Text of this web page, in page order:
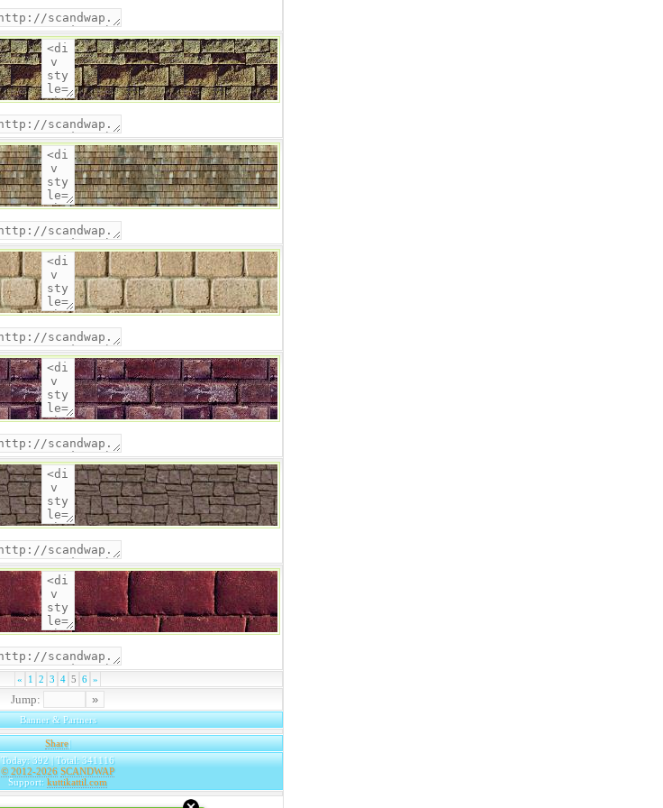
« 1 2 3 4 5 6 »
Jump:
Banner & Partners
Share|
Today: 392 | Total: 341116
© 2012-2026 SCANDWAP
Support: kuttikattil.com